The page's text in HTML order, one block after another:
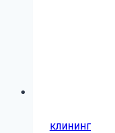
клининг